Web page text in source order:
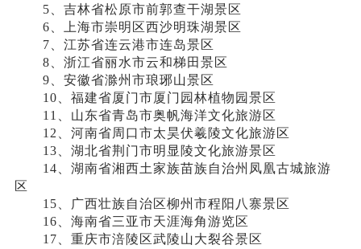
5、吉林省松原市前郭查干湖景区
6、上海市崇明区西沙明珠湖景区
7、江苏省连云港市连岛景区
8、浙江省丽水市云和梯田景区
9、安徽省滁州市琅琊山景区
10、福建省厦门市厦门园林植物园景区
11、山东省青岛市奥帆海洋文化旅游区
12、河南省周口市太昊伏羲陵文化旅游区
13、湖北省荆门市明显陵文化旅游景区
14、湖南省湘西土家族苗族自治州凤凰古城旅游
区
15、广西壮族自治区柳州市程阳八寨景区
16、海南省三亚市天涯海角游览区
17、重庆市涪陵区武陵山大裂谷景区